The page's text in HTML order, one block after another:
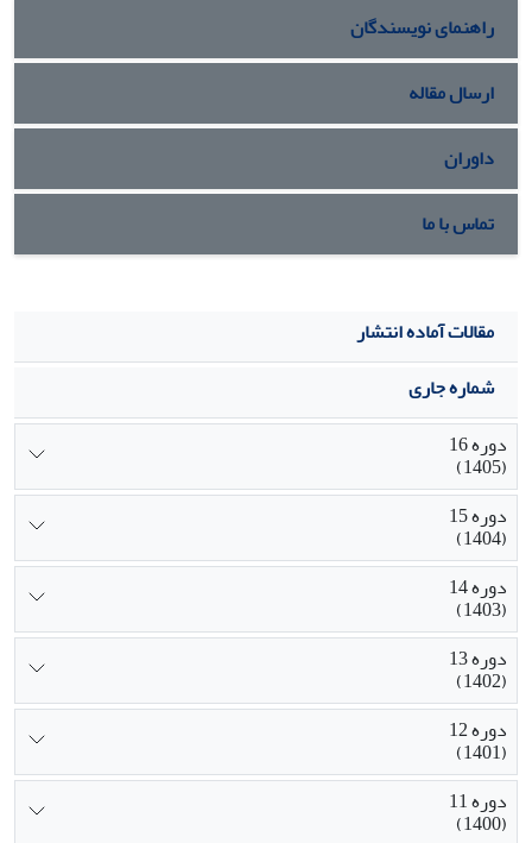
راهنمای نویسندگان
ارسال مقاله
داوران
تماس با ما
مقالات آماده انتشار
شماره جاری
دوره 16
(1405)
دوره 15
(1404)
دوره 14
(1403)
دوره 13
(1402)
دوره 12
(1401)
دوره 11
(1400)